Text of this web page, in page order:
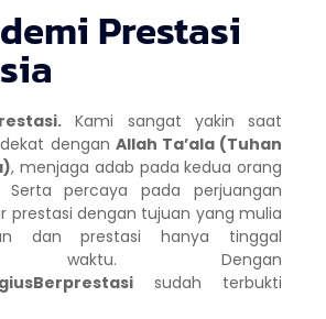
Prestasi
Kami sangat yakin saat
dengan Allah Ta’ala (Tuhan
, menjaga adab pada kedua orang
percaya pada perjuangan
prestasi dengan tujuan yang mulia
dan prestasi hanya tinggal
waktu. Dengan
sudah terbukti